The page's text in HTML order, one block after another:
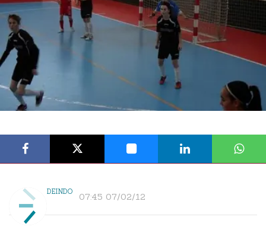
DEINDO 07:45 07/02/12